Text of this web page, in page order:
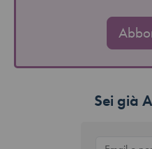
Sei già